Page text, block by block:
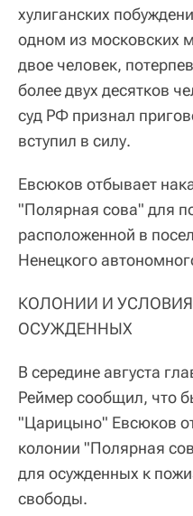
хулиганских
одном из московских
двое человек,
более двух десятков
суд РФ признал
вступил в силу.
Евсюков отбывает
"Полярная сова" для
расположенной в
Ненецкого
КОЛОНИИ И
ОСУЖДЕННЫХ
В середине августа
Реймер сообщил, что
"Царицыно" Евсюков
колонии "Полярная
для осужденных к
свободы.